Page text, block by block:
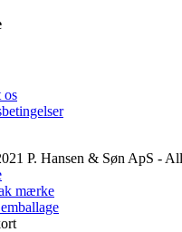
os
P. Hansen & Søn ApS -